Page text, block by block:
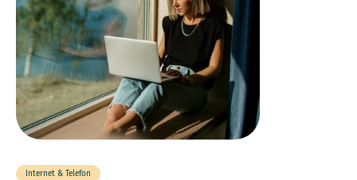
Internet & Telefon